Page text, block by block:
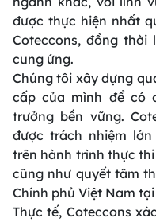
được thực hiện nhất
Coteccons, đồng
cung ứng.
Chúng tôi xây dựng
cấp của mình để có
trưởng bền vững.
được trách nhiệm
trên hành trình thực
cũng như quyết tâm
Chính phủ Việt Nam tại
Thực tế, Coteccons